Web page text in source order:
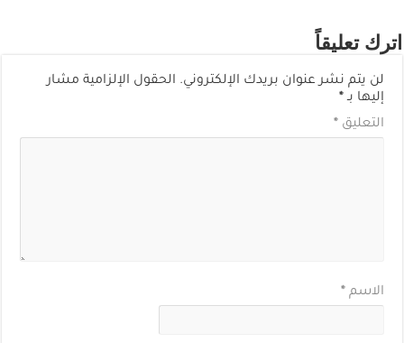
اترك تعليقاً
لن يتم نشر عنوان بريدك الإلكتروني. الحقول الإلزامية مشار
إليها بـ*
التعليق*
الاسم*